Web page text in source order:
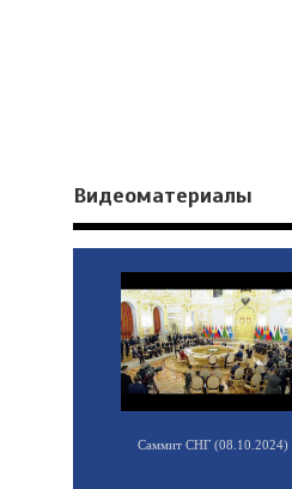
Видеоматериалы
Саммит СНГ (08.10.2024)